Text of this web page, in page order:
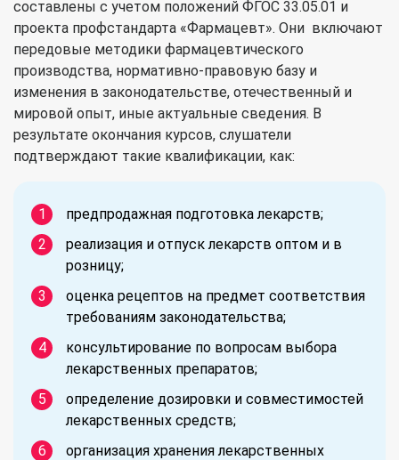
составлены с учетом положений ФГОС 33.05.01 и
проекта профстандарта «Фармацевт». Они включают
передовые методики фармацевтического
производства, нормативно-правовую базу и
изменения в законодательстве, отечественный и
мировой опыт, иные актуальные сведения. В
результате окончания курсов, слушатели
подтверждают такие квалификации, как:
предпродажная подготовка лекарств;
реализация и отпуск лекарств оптом и в
розницу;
оценка рецептов на предмет соответствия
требованиям законодательства;
консультирование по вопросам выбора
лекарственных препаратов;
определение дозировки и совместимостей
лекарственных средств;
организация хранения лекарственных